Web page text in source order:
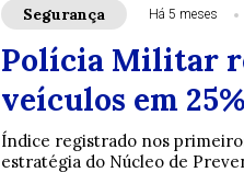
Segurança Há 5 meses
Polícia Militar
veículos em
Índice registrado nos
estratégia do Núcleo de